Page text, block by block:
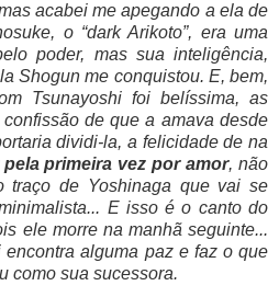
acabei me apegando a ela de
o “dark Arikoto”, era uma
poder, mas sua inteligência,
Shogun me conquistou. E, bem,
Tsunayoshi foi belíssima, as
de que a amava desde
dividi-la, a felicidade de na
primeira vez por amor, não
traço de Yoshinaga que vai se
E isso é o canto do
ele morre na manhã seguinte...
alguma paz e faz o que
como sua sucessora.